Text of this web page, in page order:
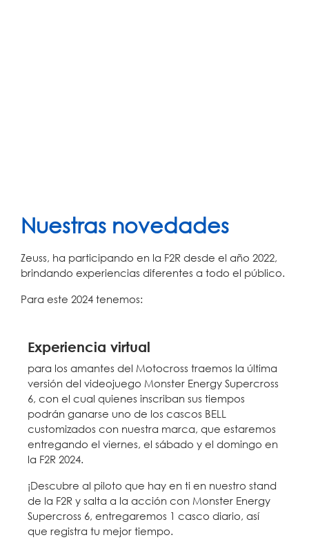
Nuestras novedades
Zeuss, ha participando en la F2R desde el año 2022,
brindando experiencias diferentes a todo el público.
Para este 2024 tenemos:
Experiencia virtual
para los amantes del Motocross traemos la última
versión del videojuego Monster Energy Supercross
6, con el cual quienes inscriban sus tiempos
podrán ganarse uno de los cascos BELL
customizados con nuestra marca, que estaremos
entregando el viernes, el sábado y el domingo en
la F2R 2024.
¡Descubre al piloto que hay en ti en nuestro stand
de la F2R y salta a la acción con Monster Energy
Supercross 6, entregaremos 1 casco diario, así
que registra tu mejor tiempo.